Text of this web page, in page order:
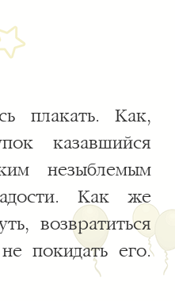
плакать. Как,
казавшийся
незыблемым
Как же
возвратиться
покидать его.